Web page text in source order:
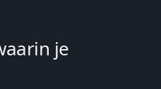
je